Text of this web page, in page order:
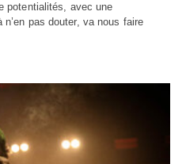
potentialités, avec une
pas douter, va nous faire